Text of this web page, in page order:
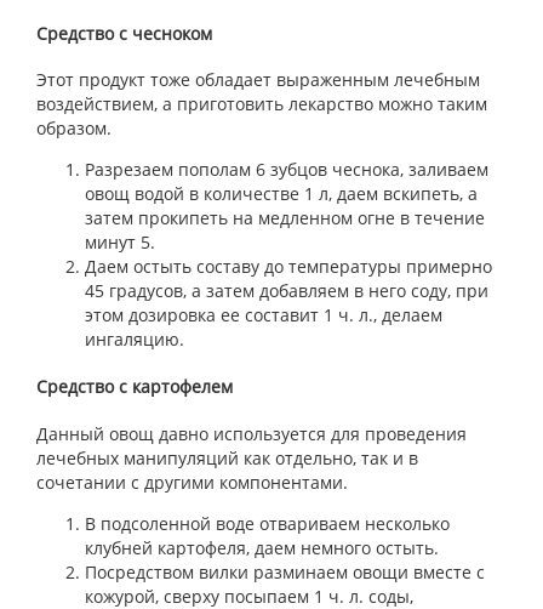
Средство с чесноком
Этот продукт тоже обладает выраженным лечебным
воздействием, а приготовить лекарство можно таким
образом.
Разрезаем пополам 6 зубцов чеснока, заливаем
овощ водой в количестве 1 л, даем вскипеть, а
затем прокипеть на медленном огне в течение
минут 5.
Даем остыть составу до температуры примерно
45 градусов, а затем добавляем в него соду, при
этом дозировка ее составит 1 ч. л., делаем
ингаляцию.
Средство с картофелем
Данный овощ давно используется для проведения
лечебных манипуляций как отдельно, так и в
сочетании с другими компонентами.
В подсоленной воде отвариваем несколько
клубней картофеля, даем немного остыть.
Посредством вилки разминаем овощи вместе с
кожурой, сверху посыпаем 1 ч. л. соды,